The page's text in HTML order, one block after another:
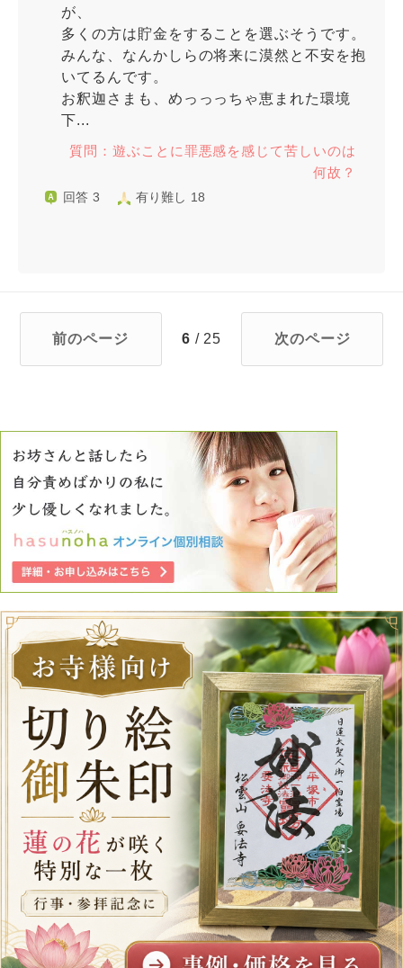
が、
多くの方は貯金をすることを選ぶそうです。
みんな、なんかしらの将来に漠然と不安を抱
いてるんです。
お釈迦さまも、めっっっちゃ恵まれた環境
下...
質問：遊ぶことに罪悪感を感じて苦しいのは
何故？
回答 3 有り難し 18
前のページ 6 / 25 次のページ